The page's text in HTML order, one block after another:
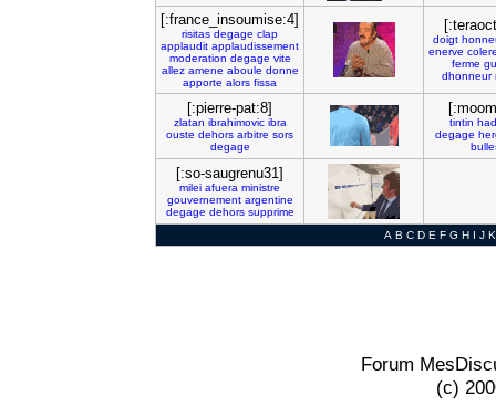
[:france_insoumise:4]
risitas degage clap
applaudit applaudissement
moderation degage vite
allez amene aboule donne
apporte alors fissa
doigt
enerve
ferme
dhonneur
[:pierre-pat:8]
zlatan ibrahimovic ibra
ouste dehors arbitre sors
degage
tintin
degage
[:so-saugrenu31]
milei afuera ministre
gouvernement argentine
degage dehors supprime
A B C D E F G H I J K
Forum
(c)